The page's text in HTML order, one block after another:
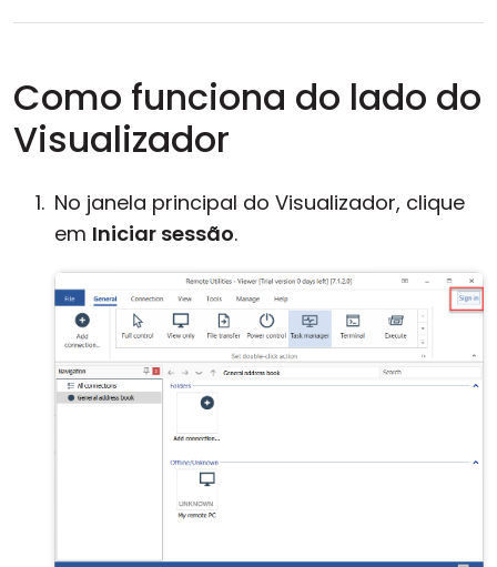
Como funciona do lado do
Visualizador
No janela principal do Visualizador, clique
em Iniciar sessão.